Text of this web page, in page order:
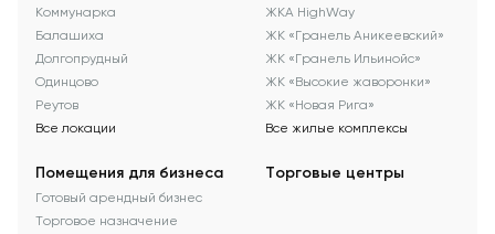
Коммунарка
Балашиха
Долгопрудный
Одинцово
Реутов
Все локации
ЖКА HighWay
ЖК «Гранель Аникеевский»
ЖК «Гранель Ильинойс»
ЖК «Высокие жаворонки»
ЖК «Новая Рига»
Все жилые комплексы
Помещения для бизнеса
Готовый арендный бизнес
Торговое назначение
Торговые центры